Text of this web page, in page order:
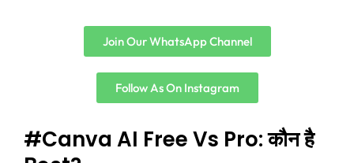
Join Our WhatsApp Channel
Follow As On Instagram
#Canva AI Free Vs Pro: कौन है